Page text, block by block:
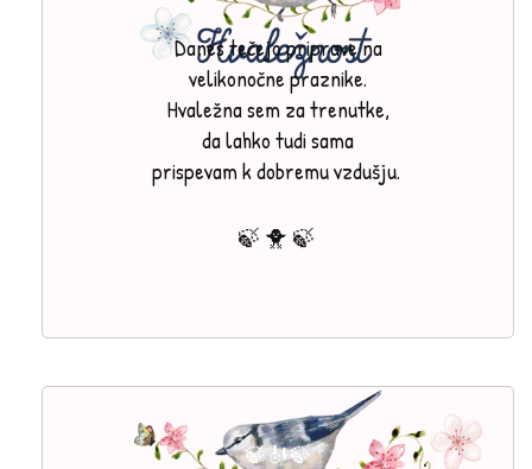
Danes tečejo priprave na
velikonočne praznike.
Hvaležna sem za trenutke,
da lahko tudi sama
prispevam k dobremu vzdušju.
🍃 🐥 🍃
🍃🎻🍃